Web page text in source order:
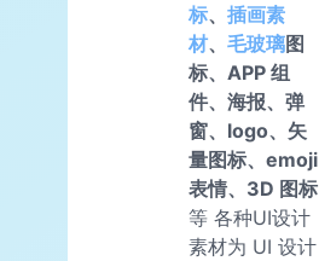
标、 插画素
材、 毛玻璃图
标、APP 组
件、海报、弹
窗、logo、矢
量图标、emoji
表情、3D 图标
等 各种UI设计
素材为 UI 设计